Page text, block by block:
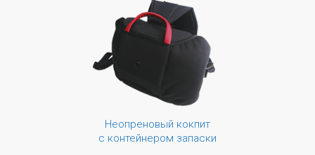
Неопреновый кокпит
с контейнером запаски